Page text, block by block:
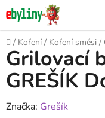
Přejít
na
obsah
Domů
/ Koření / Koření směsi /
Grilovací
GREŠÍK
Značka: Grešík